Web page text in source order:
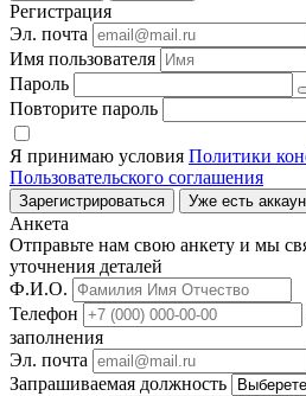
Регистрация
Эл. почта
Имя пользователя
Пароль
Повторите пароль
Я принимаю условия Политики
Пользовательского соглашения
Зарегистрироваться Уже есть
Анкета
Отправьте нам свою анкету и мы
уточнения деталей
Ф.И.О.
Телефон
заполнения
Эл. почта
Запрашиваемая должность